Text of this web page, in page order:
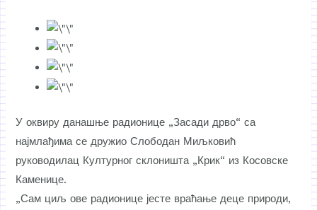
У оквиру данашње радионице „Засади дрво“ са
најмлађима се дружио Слободан Миљковић
руководилац Културног склоништа „Крик“ из Косовске
Каменице.
„Сам циљ ове радионице јесте враћање деце природи,